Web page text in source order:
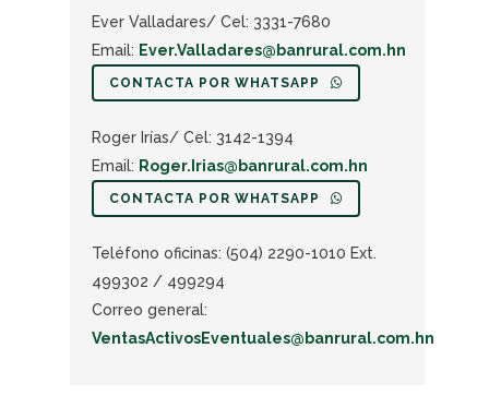
Ever Valladares/ Cel: 3331-7680
Email: Ever.Valladares@banrural.com.hn
CONTACTA POR WHATSAPP
Roger Irías/ Cel: 3142-1394
Email: Roger.Irias@banrural.com.hn
CONTACTA POR WHATSAPP
Teléfono oficinas: (504) 2290-1010 Ext.
499302 / 499294
Correo general:
VentasActivosEventuales@banrural.com.hn